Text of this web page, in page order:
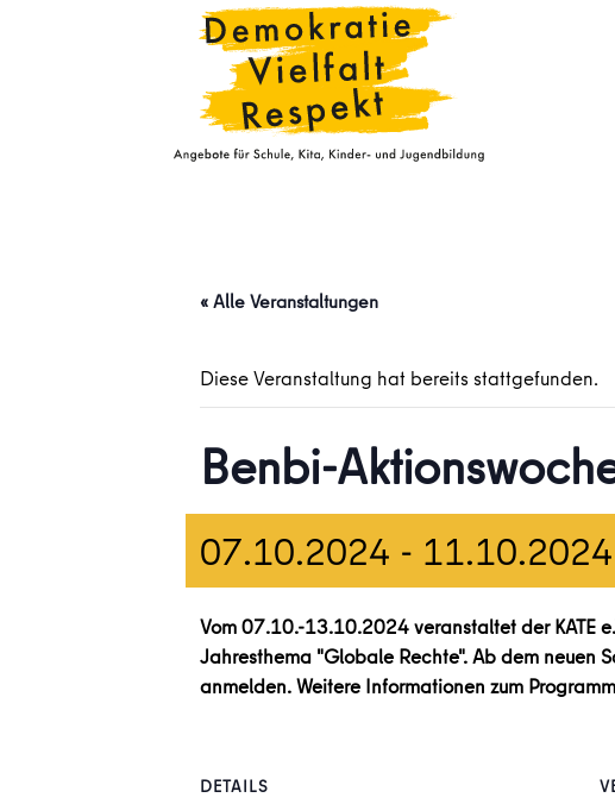
« Alle Veranstaltungen
Diese Veranstaltung hat bereits stattgefunden.
Benbi-
07.10.2024 - 11.10.2024
Vom 07.10.-13.10.2024 veranstaltet der KATE
Jahresthema "Globale Rechte". Ab dem neuen
anmelden. Weitere Informationen zum
DETAILS